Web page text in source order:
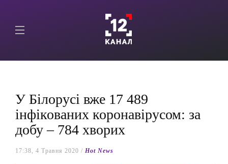
У Білорусі вже 17 489
інфікованих коронавірусом: за
добу – 784 хворих
17:38, 4 Травня 2020 / Hot News